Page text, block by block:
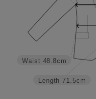
Length 71.5cm
Waist 48.8cm